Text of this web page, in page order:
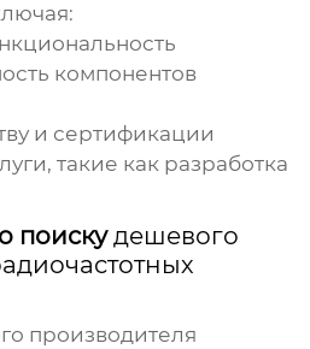
компонентов
и сертификации
такие как разработка
поискудешевого
производителя